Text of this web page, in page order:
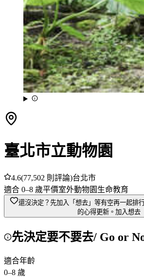
臺北市立動物園
4.6(77,502 則評論)台北市
適合 0–8 歲平價室外動物園 生命教育
還沒決定？先加入「想去」 等有空再一起排
的心得更新。 加入想去
先決定要不要去/ Go or
適合年齡
0–8 歲